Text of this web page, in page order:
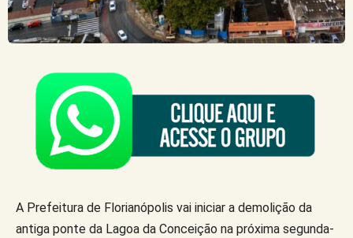
A Prefeitura de Florianópolis vai iniciar a demolição da
antiga ponte da Lagoa da Conceição na próxima segunda-